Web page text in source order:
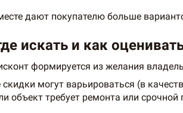
дают покупателю больше
искать и как
формируется из желания
скидки могут варьироваться (в
объект требует ремонта или срочной